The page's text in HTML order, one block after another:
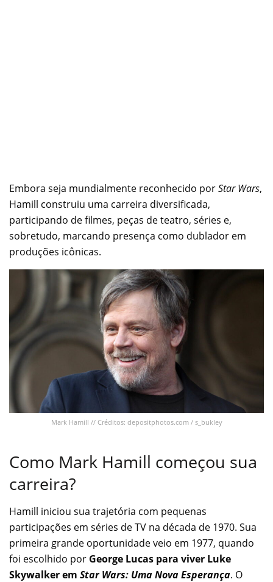
Embora seja mundialmente reconhecido porStar Wars,
Hamill construiu uma carreira diversificada,
participando de filmes, peças de teatro, séries e,
sobretudo, marcando presença como dublador em
produções icônicas.
Mark Hamill // Créditos: depositphotos.com / s_bukley
Como Mark Hamill começou sua
carreira?
Hamill iniciou sua trajetória com pequenas
participações em séries de TV na década de 1970. Sua
primeira grande oportunidade veio em 1977, quando
foi escolhido por George Lucas para viver Luke
Skywalker em Star Wars: Uma Nova Esperança. O